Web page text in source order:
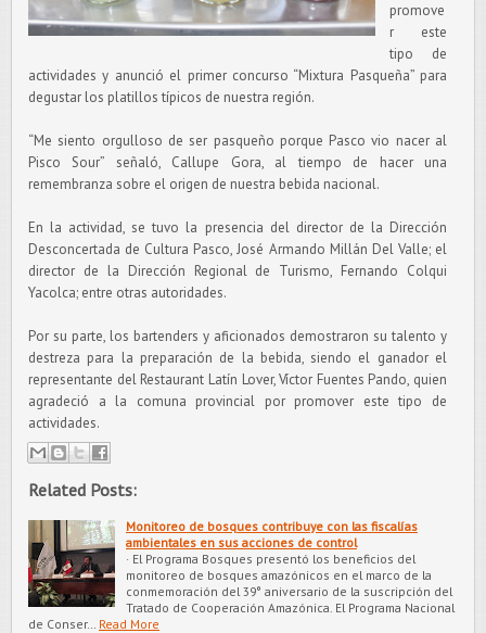
promove
r este
tipo de
actividades y anunció el primer concurso “Mixtura Pasqueña” para
degustar los platillos típicos de nuestra región.
“Me siento orgulloso de ser pasqueño porque Pasco vio nacer al
Pisco Sour” señaló, Callupe Gora, al tiempo de hacer una
remembranza sobre el origen de nuestra bebida nacional.
En la actividad, se tuvo la presencia del director de la Dirección
Desconcertada de Cultura Pasco, José Armando Millán Del Valle; el
director de la Dirección Regional de Turismo, Fernando Colqui
Yacolca; entre otras autoridades.
Por su parte, los bartenders y aficionados demostraron su talento y
destreza para la preparación de la bebida, siendo el ganador el
representante del Restaurant Latín Lover, Víctor Fuentes Pando, quien
agradeció a la comuna provincial por promover este tipo de
actividades.
Related Posts:
Monitoreo de bosques contribuye con las fiscalías
ambientales en sus acciones de control
· El Programa Bosques presentó los beneficios del
monitoreo de bosques amazónicos en el marco de la
conmemoración del 39° aniversario de la suscripción del
Tratado de Cooperación Amazónica. El Programa Nacional
de Conser…
Read More